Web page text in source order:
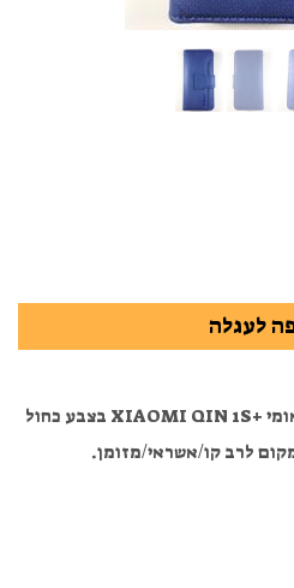
מגן ספר נפתח BriTone לשיאומי +XIAOMI QIN 1S בצבע כחול
לרב קו/אשראי/מזומן.